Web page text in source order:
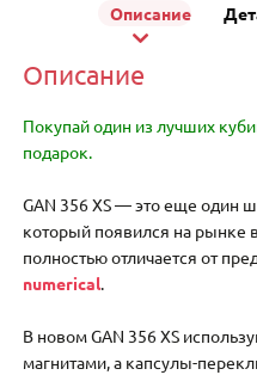
Описание
Описание
Покупай один из лучших
подарок.
GAN 356 XS — это еще один
который появился на рынке
полностью отличается от
numerical.
В новом GAN 356 XS
магнитами, а капсулы-